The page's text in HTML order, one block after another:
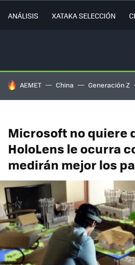
ANÁLISIS XATAKA SELECCIÓN
HOY SE HABLA DE
AEMET China Generación Z
Microsoft no quiere
HoloLens le ocurra
medirán mejor los